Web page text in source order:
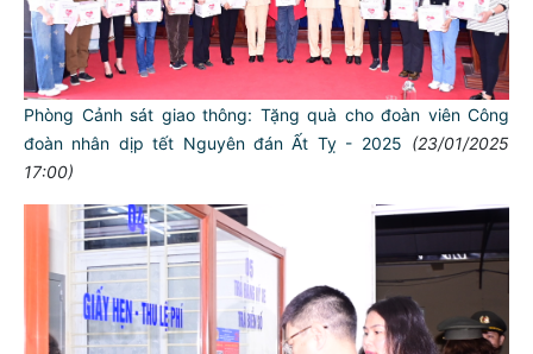
Phòng Cảnh sát giao thông: Tặng quà cho đoàn viên Công
đoàn nhân dịp tết Nguyên đán Ất Tỵ - 2025 (23/01/2025
17:00)